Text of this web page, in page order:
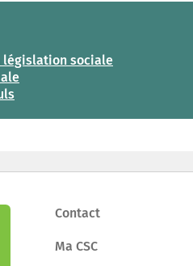
législation sociale
Contact
Ma CSC